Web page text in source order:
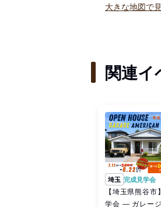
大きな地図で
関連イ
埼玉 完成見学会
【埼玉県熊谷市
学会 ― ガレー